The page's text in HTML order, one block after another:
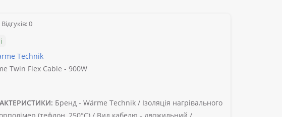
Відгуків: 0
Technik
Twin Flex Cable - 900W
Бренд - Wärme Technik / Ізоляція нагрівального
(тефлон, 250°C) / Вид кабелю - двожильний /